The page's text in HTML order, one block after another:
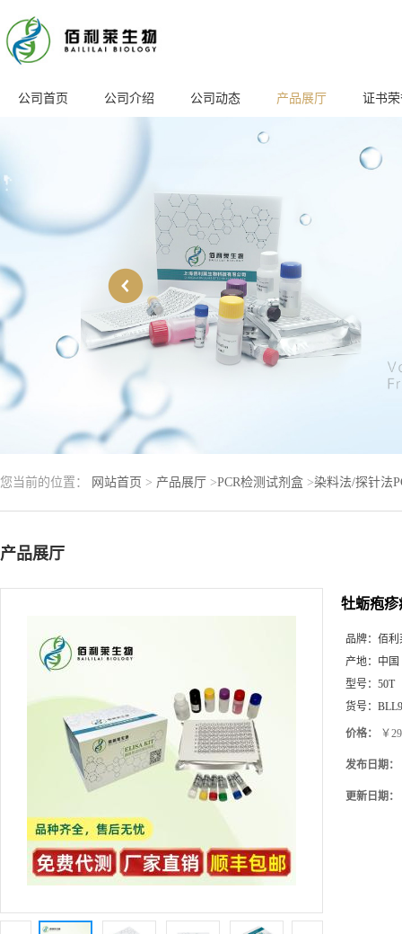
公司首页 公司介绍 公司动态 产品展厅 证书
您当前的位置： 网站首页 > 产品展厅 >PCR检测试剂盒 >染料法/探针法
产品展厅
牡蛎疱
品牌： 佰利
产地： 中国
型号： 50T
货号：
价格： ￥
发布日期：
更新日期：